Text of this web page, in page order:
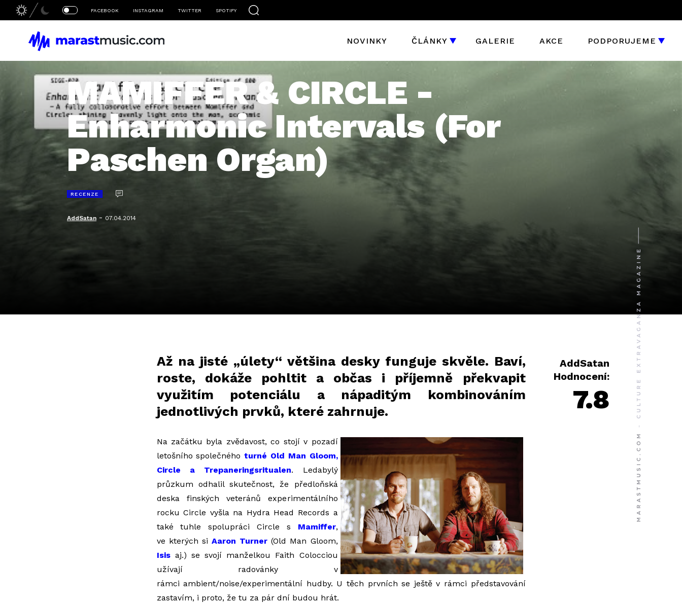
FACEBOOK INSTAGRAM TWITTER SPOTIFY
NOVINKY ČLÁNKY GALERIE AKCE PODPORUJEME
MAMIFFER & CIRCLE -
Enharmonic Intervals (For
Paschen Organ)
RECENZE
AddSatan - 07.04.2014
AddSatan
Hodnocení:
7.8
Až na jisté „úlety“ většina desky funguje skvěle. Baví,
roste, dokáže pohltit a občas i příjemně překvapit
využitím potenciálu a nápaditým kombinováním
jednotlivých prvků, které zahrnuje.
Na začátku byla zvědavost, co stojí v pozadí
letošního společnéhoturné Old Man Gloom,
Circle a Trepaneringsritualen. Ledabylý
průzkum odhalil skutečnost, že předloňská
deska finských veteránů experimentálního
rocku Circle vyšla na Hydra Head Records a
také tuhle spolupráci Circle s Mamiffer,
ve kterých si Aaron Turner (Old Man Gloom,
Isisaj.) se svojí manželkou Faith Colocciou
užívají radovánky v
rámci ambient/noise/experimentální hudby. U těch prvních se ještě v rámci představování
zastavím, i proto, že tu za pár dní budou hrát.